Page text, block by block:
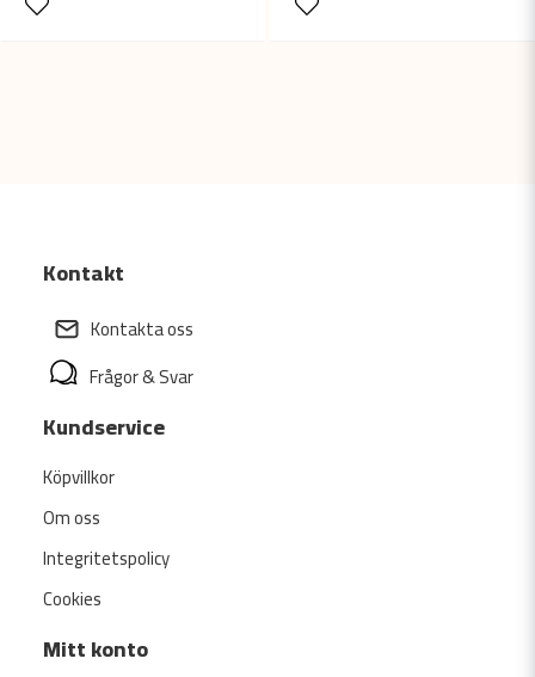
Kontakt
Kontakta oss
Frågor & Svar
Kundservice
Köpvillkor
Om oss
Integritetspolicy
Cookies
Mitt konto